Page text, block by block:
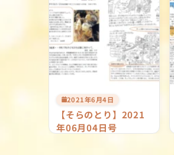
ョ
ン
2021年6月4日
【そらのとり】2021
年06月04日号